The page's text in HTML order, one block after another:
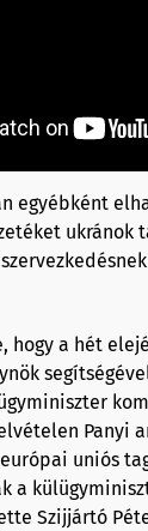
egyébként
ukránok
hogy a hét
Panyi
uniós
a
Szijjártó